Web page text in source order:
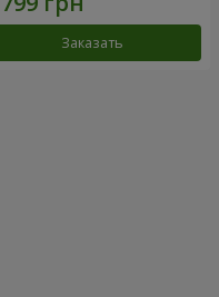
Заказать